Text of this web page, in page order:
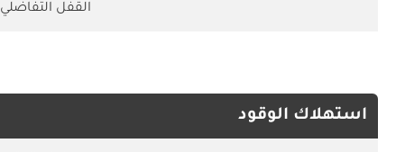
القفل التفاضلي
استهلاك الوقود